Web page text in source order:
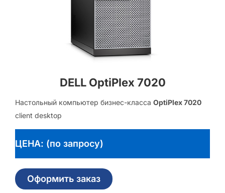
DELL OptiPlex 7020
Настольный компьютер бизнес-класса OptiPlex 7020
client desktop
ЦЕНА: (по запросу)
Оформить заказ